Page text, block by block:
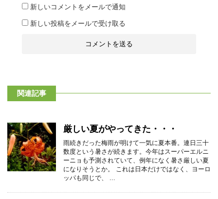
新しいコメントをメールで通知
新しい投稿をメールで受け取る
関連記事
厳しい夏がやってきた・・・
雨続きだった梅雨が明けて一気に夏本番。連日三十
数度という暑さが続きます。今年はスーパーエルニ
ーニョも予測されていて、例年になく暑さ厳しい夏
になりそうとか。 これは日本だけではなく、ヨーロ
ッパも同じで、 ...